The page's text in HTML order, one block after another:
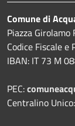
Comune di
Piazza
Codice Fiscale e
IBAN: IT 73 M
PEC:
Centralino Unico: